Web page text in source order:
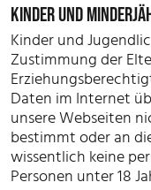
KINDER UND
Kinder und
Zustimmung der
Daten im Internet
unsere Webseiten
bestimmt oder an
wissentlich keine
Personen unter 18